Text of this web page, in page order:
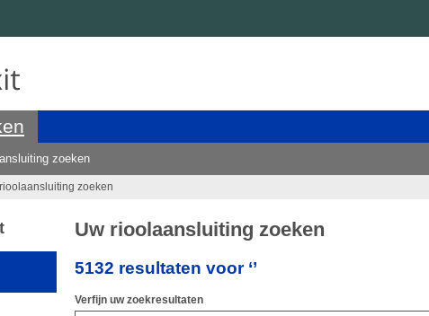
zoeken
zoeken
Uw rioolaansluiting zoeken
5132 resultaten voor ‘’
Verfijn uw zoekresultaten